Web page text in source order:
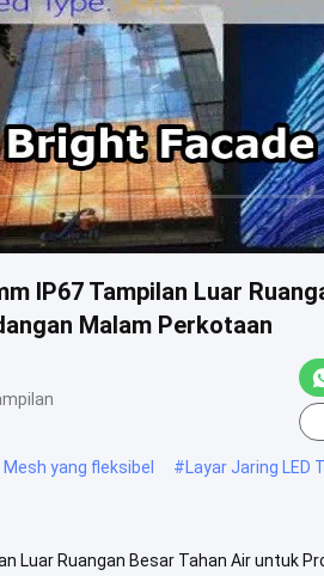
IP67 Tampilan Luar
Malam Perkotaan
Mesh yang fleksibel #Layar Jaring LED
Luar Ruangan Besar Tahan Air untuk